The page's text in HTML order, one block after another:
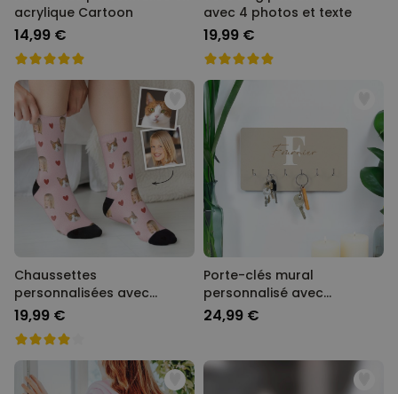
acrylique Cartoon
14,99 €
avec 4 photos et texte
19,99 €
Chaussettes
personnalisées avec
animal de compagnie et
visage
19,99 €
Porte-clés mural
personnalisé avec
monogramme
24,99 €